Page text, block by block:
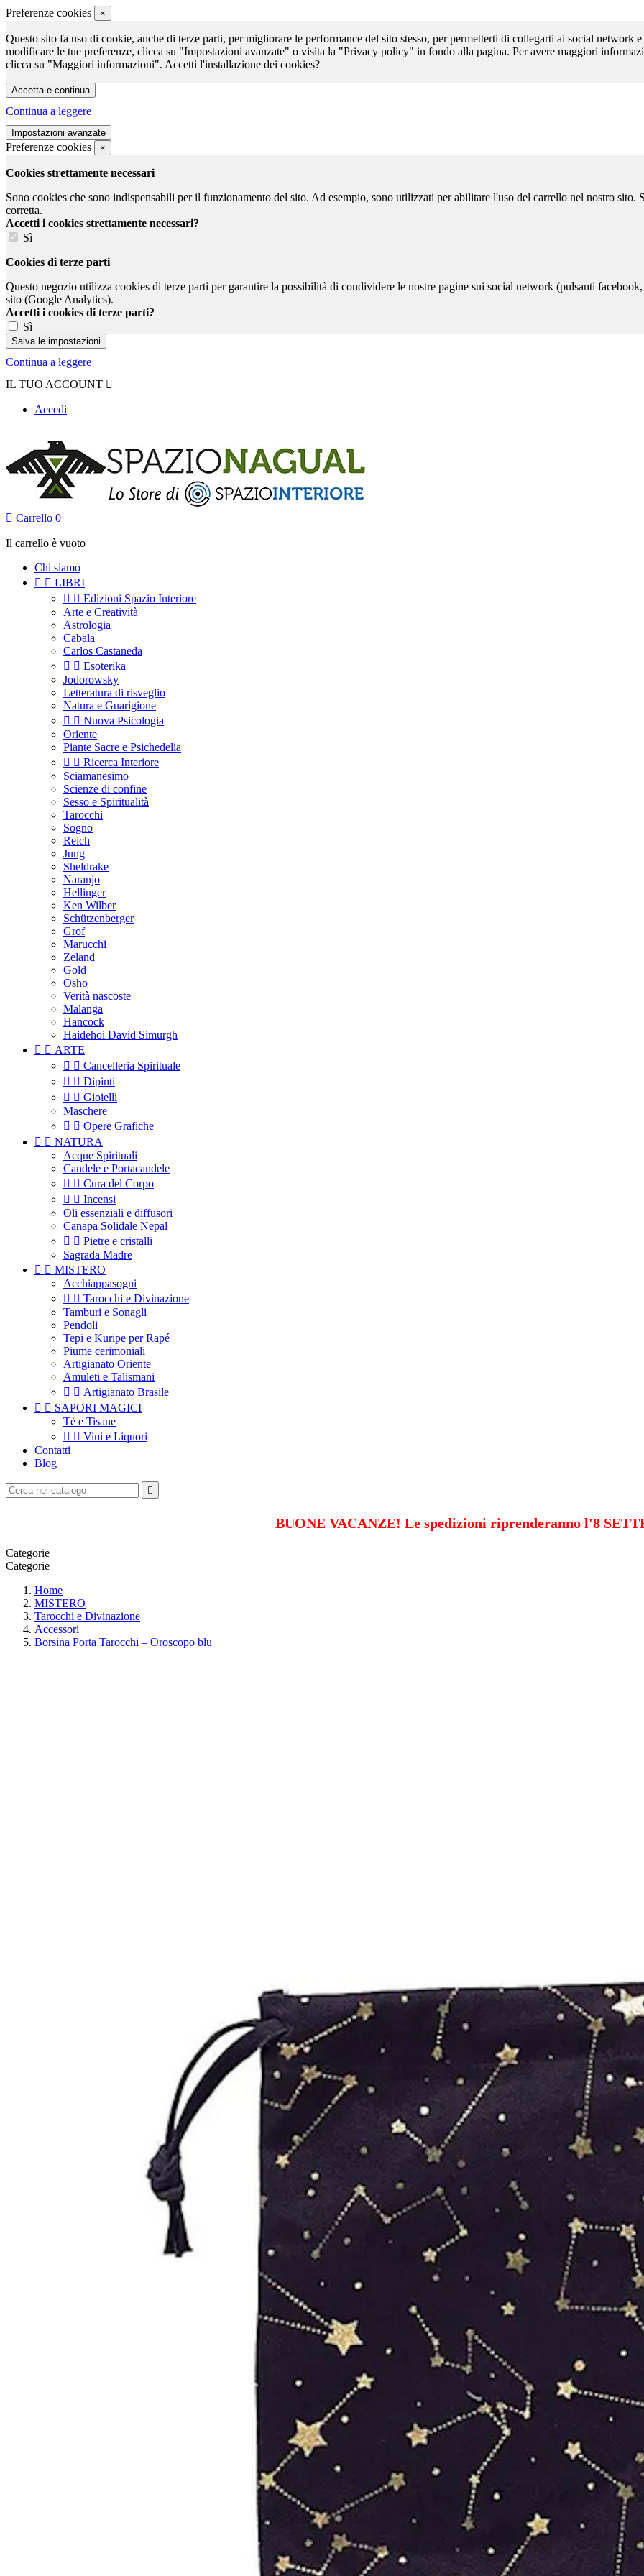
Preferenze cookies ×
Questo sito fa uso di cookie, anche di terze parti, per migliorare le performance del sito stesso, per permetterti di collegarti ai social network
modificare le tue preferenze, clicca su "Impostazioni avanzate" o visita la "Privacy policy" in fondo alla pagina. Per avere maggiori
clicca su "Maggiori informazioni". Accetti l'installazione dei cookies?
Continua a leggere
Preferenze cookies ×
Cookies strettamente necessari
Sono cookies che sono indispensabili per il funzionamento del sito. Ad esempio, sono utilizzati per abilitare l'uso del carrello nel nostro sito.
corretta.
Accetti i cookies strettamente necessari?
Sì
Cookies di terze parti
Questo negozio utilizza cookies di terze parti per garantire la possibilità di condividere le nostre pagine sui social network (pulsanti
sito (Google Analytics).
Accetti i cookies di terze parti?
Sì
Continua a leggere
IL TUO ACCOUNT 
Accedi
 Carrello 0
Il carrello è vuoto
Chi siamo
  LIBRI
  Edizioni Spazio Interiore
Arte e Creatività
Astrologia
Cabala
Carlos Castaneda
  Esoterika
Jodorowsky
Letteratura di risveglio
Natura e Guarigione
  Nuova Psicologia
Oriente
Piante Sacre e Psichedelia
  Ricerca Interiore
Sciamanesimo
Scienze di confine
Sesso e Spiritualità
Tarocchi
Sogno
Reich
Jung
Sheldrake
Naranjo
Hellinger
Ken Wilber
Schützenberger
Grof
Marucchi
Zeland
Gold
Osho
Verità nascoste
Malanga
Hancock
Haidehoi David Simurgh
  ARTE
  Cancelleria Spirituale
  Dipinti
  Gioielli
Maschere
  Opere Grafiche
  NATURA
Acque Spirituali
Candele e Portacandele
  Cura del Corpo
  Incensi
Oli essenziali e diffusori
Canapa Solidale Nepal
  Pietre e cristalli
Sagrada Madre
  MISTERO
Acchiappasogni
  Tarocchi e Divinazione
Tamburi e Sonagli
Pendoli
Tepi e Kuripe per Rapé
Piume cerimoniali
Artigianato Oriente
Amuleti e Talismani
  Artigianato Brasile
  SAPORI MAGICI
Tè e Tisane
  Vini e Liquori
Contatti
Blog

BUONE VACANZE! Le spedizioni riprenderanno l'8
Categorie
Categorie
Home
MISTERO
Tarocchi e Divinazione
Accessori
Borsina Porta Tarocchi – Oroscopo blu